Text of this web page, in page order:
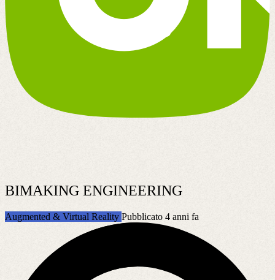
BIMAKING ENGINEERING
Augmented & Virtual Reality Pubblicato 4 anni fa